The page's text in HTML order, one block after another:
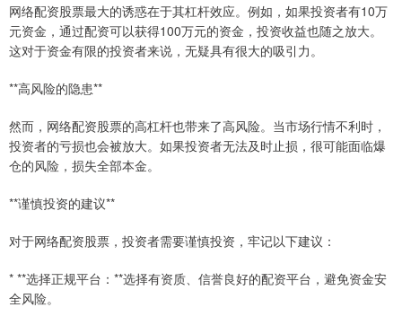
网络配资股票最大的诱惑在于其杠杆效应。例如，如果投资者有10万
元资金，通过配资可以获得100万元的资金，投资收益也随之放大。
这对于资金有限的投资者来说，无疑具有很大的吸引力。
**高风险的隐患**
然而，网络配资股票的高杠杆也带来了高风险。当市场行情不利时，
投资者的亏损也会被放大。如果投资者无法及时止损，很可能面临爆
仓的风险，损失全部本金。
**谨慎投资的建议**
对于网络配资股票，投资者需要谨慎投资，牢记以下建议：
* **选择正规平台：**选择有资质、信誉良好的配资平台，避免资金安
全风险。